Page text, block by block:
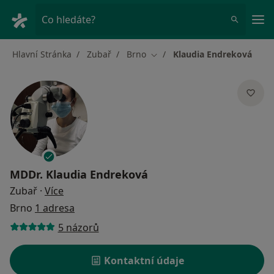
Co hledáte?
Hlavní Stránka Zubař Brno Změna města
Klaudia Endreková
MDDr. Klaudia Endreková
Zubař · Více
Brno 1 adresa
5 názorů
Kontaktní údaje